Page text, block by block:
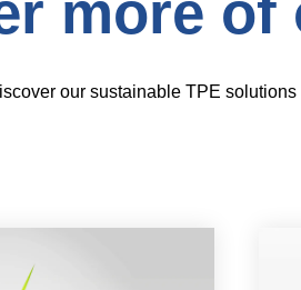
our sustainable TPE solutions